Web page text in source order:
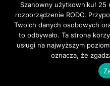
Autorzy
Dwadzieścia Dwadzieścia-
Szanowny użytkowniku! 25
rozporządzenie RODO.
Twoich danych osobowych
to odbywało. Ta strona
usługi na najwyższym
oznacza, że